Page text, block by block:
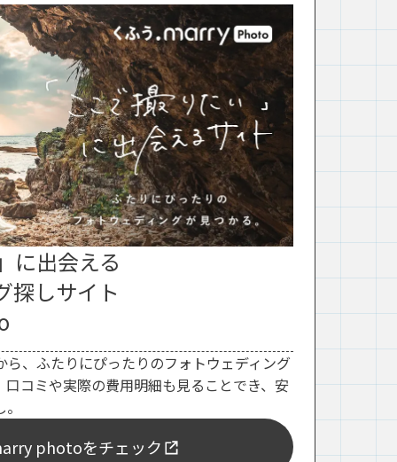
に出会える
探しサイト
、ふたりにぴったりのフォトウェディング
コミや実際の費用明細も見ることでき、安
photoをチェック